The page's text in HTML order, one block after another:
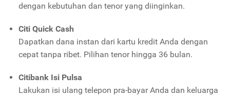
dengan kebutuhan dan tenor yang diinginkan.
Citi Quick Cash
Dapatkan dana instan dari kartu kredit Anda dengan
cepat tanpa ribet. Pilihan tenor hingga 36 bulan.
Citibank Isi Pulsa
Lakukan isi ulang telepon pra-bayar Anda dan keluarga